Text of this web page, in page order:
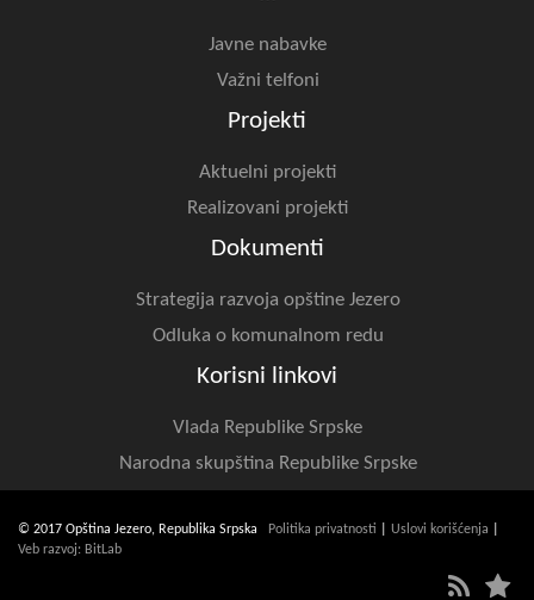
Javne nabavke
Važni telfoni
Projekti
Aktuelni projekti
Realizovani projekti
Dokumenti
Strategija razvoja opštine Jezero
Odluka o komunalnom redu
Korisni linkovi
Vlada Republike Srpske
Narodna skupština Republike Srpske
© 2017 Opština Jezero, Republika Srpska Politika privatnosti Uslovi korišćenja
Veb razvoj: BitLab